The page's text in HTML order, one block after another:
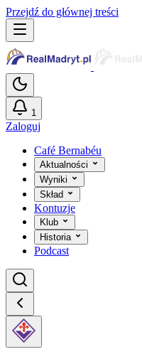
Przejdź do głównej treści
1
Zaloguj
Café Bernabéu
Aktualności
Wyniki
Skład
Kontuzje
Klub
Historia
Podcast